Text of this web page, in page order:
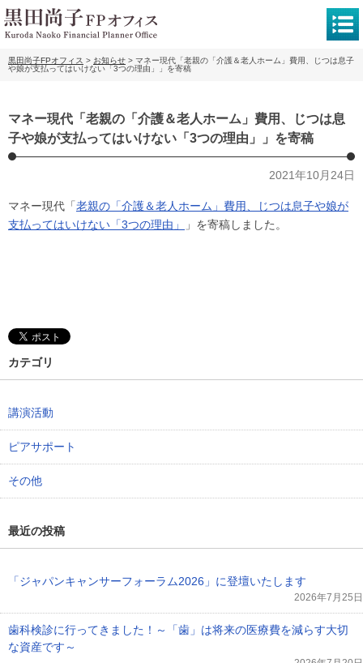
黒田尚子FPオフィス > お知らせ > マネー現代「老親の「介護＆老人ホーム」費用、じつは息子
や娘が支払ってはいけない「3つの理由」」を寄稿
マネー現代「老親の「介護＆老人ホーム」費用、じつは息
子や娘が支払ってはいけない「3つの理由」」を寄稿
2021年10月24日
マネー現代「老親の「介護＆老人ホーム」費用、じつは息子や娘が
支払ってはいけない「3つの理由」
」を寄稿しました。
カテゴリ
講演活動
ピアサポート
その他
最近の投稿
「ジャパンキャンサーフォーラム2026」に登壇いたします
2026年7月25日
歯科検診に行ってきました！～「歯」は将来の医療費を減らす大切
な資産です～